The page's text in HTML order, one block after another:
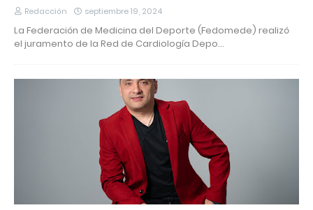
Redacción septiembre 19, 2024
La Federación de Medicina del Deporte (Fedomede) realizó
el juramento de la Red de Cardiología Depo…